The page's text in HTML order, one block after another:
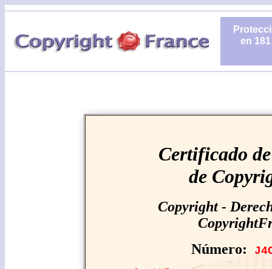
en
Certificado
de
Copyright -
Número: